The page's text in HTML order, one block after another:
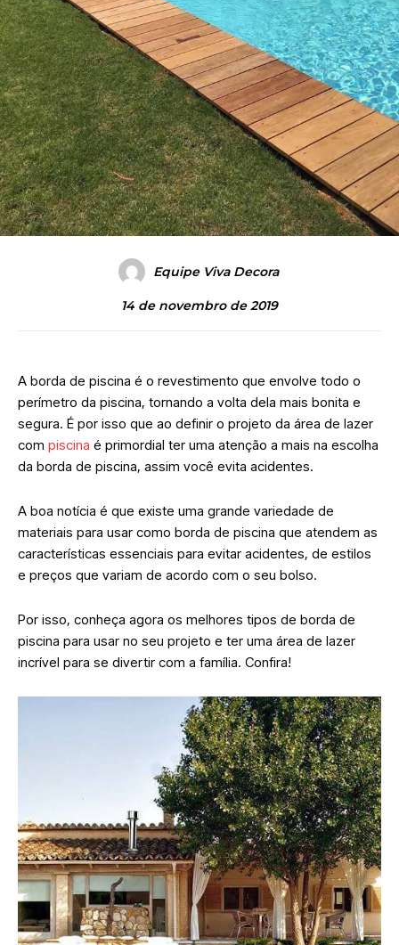
Equipe Viva Decora
14 de novembro de 2019
A borda de piscina é o revestimento que envolve todo o
perímetro da piscina, tornando a volta dela mais bonita e
segura. É por isso que ao definir o projeto da área de lazer
com piscina é primordial ter uma atenção a mais na escolha
da borda de piscina, assim você evita acidentes.
A boa notícia é que existe uma grande variedade de
materiais para usar como borda de piscina que atendem as
características essenciais para evitar acidentes, de estilos
e preços que variam de acordo com o seu bolso.
Por isso, conheça agora os melhores tipos de borda de
piscina para usar no seu projeto e ter uma área de lazer
incrível para se divertir com a família. Confira!